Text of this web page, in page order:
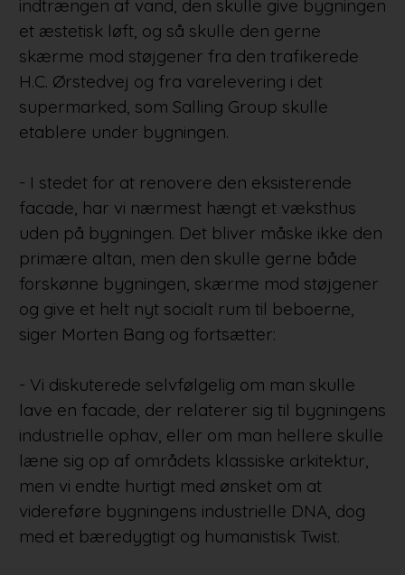
indtrængen af vand, den skulle give bygningen
et æstetisk løft, og så skulle den gerne
skærme mod støjgener fra den trafikerede
H.C. Ørstedvej og fra varelevering i det
supermarked, som Salling Group skulle
etablere under bygningen.
- I stedet for at renovere den eksisterende
facade, har vi nærmest hængt et væksthus
uden på bygningen. Det bliver måske ikke den
primære altan, men den skulle gerne både
forskønne bygningen, skærme mod støjgener
og give et helt nyt socialt rum til beboerne,
siger Morten Bang og fortsætter:
- Vi diskuterede selvfølgelig om man skulle
lave en facade, der relaterer sig til bygningens
industrielle ophav, eller om man hellere skulle
læne sig op af områdets klassiske arkitektur,
men vi endte hurtigt med ønsket om at
videreføre bygningens industrielle DNA, dog
med et bæredygtigt og humanistisk Twist.